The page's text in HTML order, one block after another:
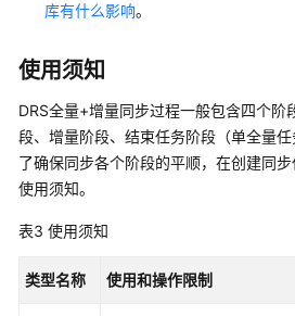
步
到
MySQL
DDM
步
库有什么影响。
使用须知
DRS全量+增量同步过程一般包含四个阶
段、增量阶段、结束任务阶段（单全量
了确保同步各个阶段的平顺，在创建同
使用须知。
表3 使用须知
类型名称 使用和操作限制